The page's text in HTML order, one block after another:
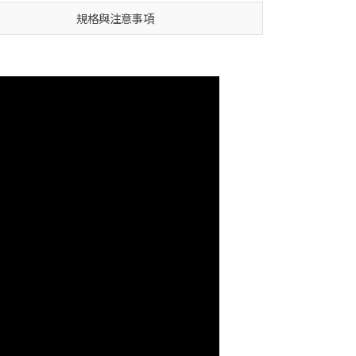
規格與注意事項